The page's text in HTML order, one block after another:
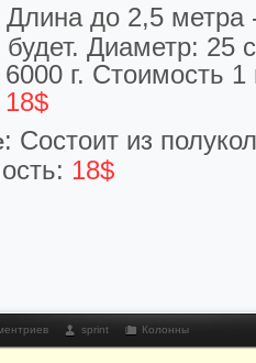
Длина до 2,5 метра
Диаметр: 25
г. Стоимость 1
18$
: Состоит из
18$
sprint Колонны